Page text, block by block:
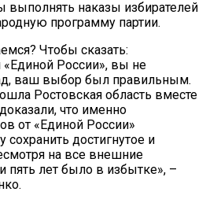
выполнять наказы избирателей
программу партии.
Чтобы сказать:
России», вы не
ваш выбор был правильным.
Ростовская область вместе
что именно
от «Единой России»
сохранить достигнутое и
на все внешние
пять лет было в избытке», –